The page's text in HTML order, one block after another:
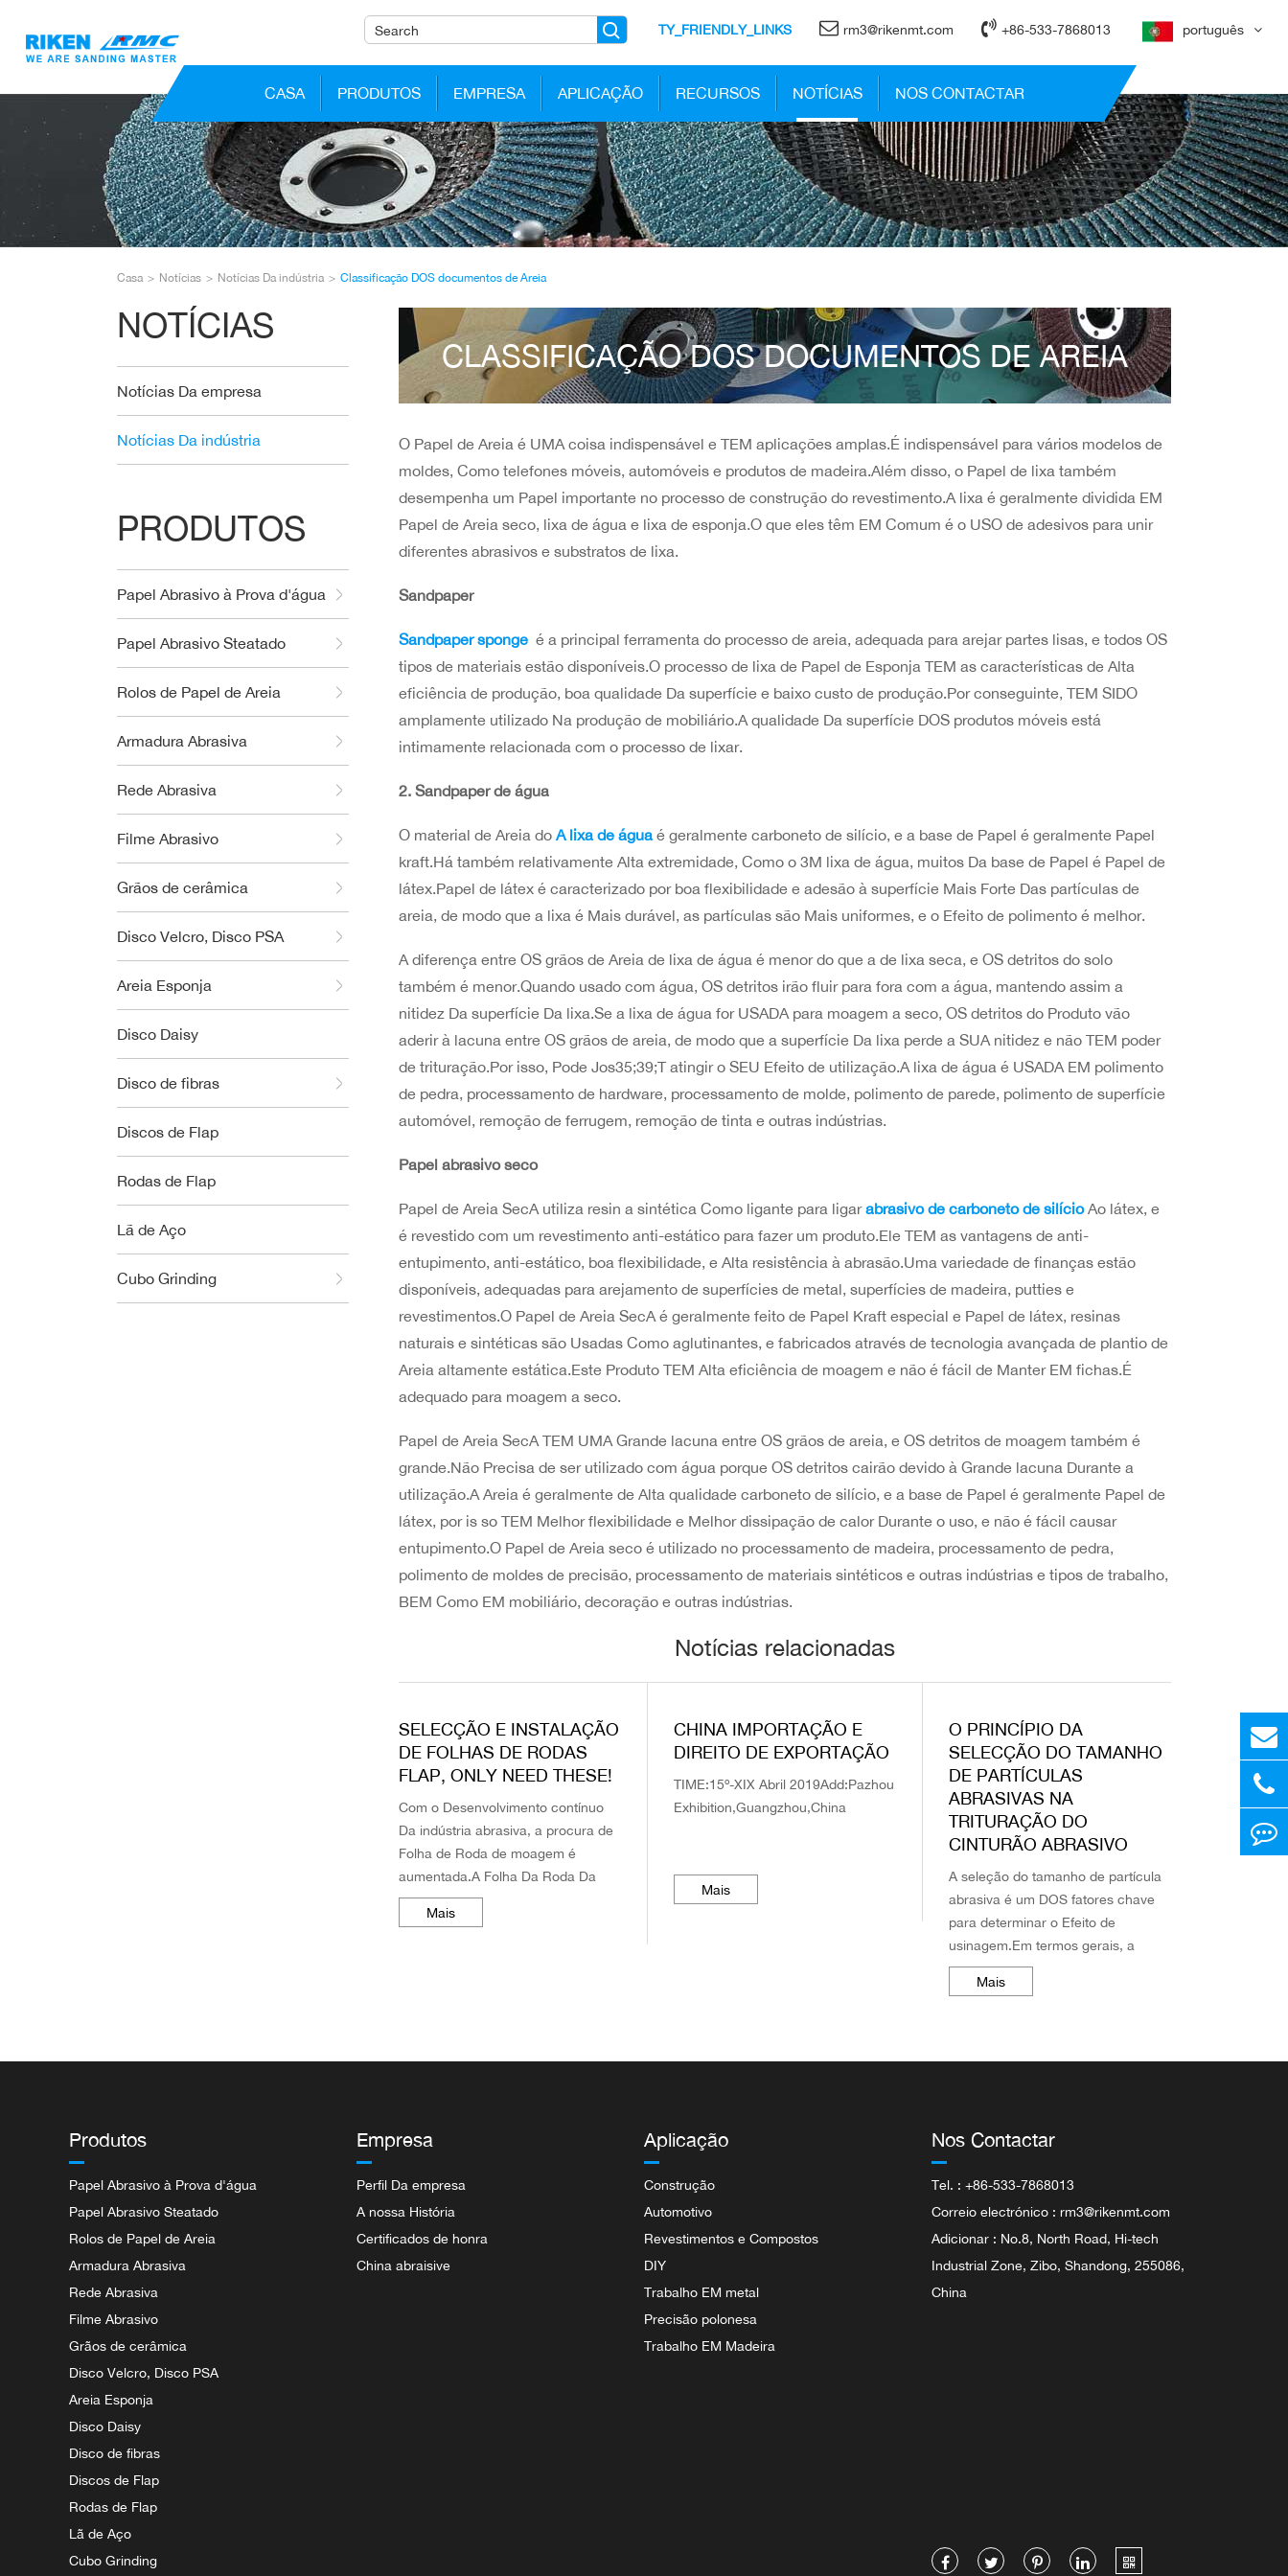
TY_FRIENDLY_LINKS rm3@rikenmt.com +86-533-7868013 português
CASA PRODUTOS EMPRESA APLICAÇÃO RECURSOS NOTÍCIAS NOS CONTACTAR
Casa Notícias Notícias Da indústria Classificação DOS documentos de Areia
NOTÍCIAS
Notícias Da empresa
Notícias Da indústria
PRODUTOS
Papel Abrasivo à Prova d'água
Papel Abrasivo Steatado
Rolos de Papel de Areia
Armadura Abrasiva
Rede Abrasiva
Filme Abrasivo
Grãos de cerâmica
Disco Velcro, Disco PSA
Areia Esponja
Disco Daisy
Disco de fibras
Discos de Flap
Rodas de Flap
Lã de Aço
Cubo Grinding
CLASSIFICAÇÃO DOS DOCUMENTOS DE AREIA
O Papel de Areia é UMA coisa indispensável e TEM aplicações amplas.É indispensável para vários modelos de
moldes, Como telefones móveis, automóveis e produtos de madeira.Além disso, o Papel de lixa também
desempenha um Papel importante no processo de construção do revestimento.A lixa é geralmente dividida EM
Papel de Areia seco, lixa de água e lixa de esponja.O que eles têm EM Comum é o USO de adesivos para unir
diferentes abrasivos e substratos de lixa.
Sandpaper
Sandpaper sponge é a principal ferramenta do processo de areia, adequada para arejar partes lisas, e todos OS
tipos de materiais estão disponíveis.O processo de lixa de Papel de Esponja TEM as características de Alta
eficiência de produção, boa qualidade Da superfície e baixo custo de produção.Por conseguinte, TEM SIDO
amplamente utilizado Na produção de mobiliário.A qualidade Da superfície DOS produtos móveis está
intimamente relacionada com o processo de lixar.
2. Sandpaper de água
O material de Areia doA lixa de águaé geralmente carboneto de silício, e a base de Papel é geralmente Papel
kraft.Há também relativamente Alta extremidade, Como o 3M lixa de água, muitos Da base de Papel é Papel de
látex.Papel de látex é caracterizado por boa flexibilidade e adesão à superfície Mais Forte Das partículas de
areia, de modo que a lixa é Mais durável, as partículas são Mais uniformes, e o Efeito de polimento é melhor.
A diferença entre OS grãos de Areia de lixa de água é menor do que a de lixa seca, e OS detritos do solo
também é menor.Quando usado com água, OS detritos irão fluir para fora com a água, mantendo assim a
nitidez Da superfície Da lixa.Se a lixa de água for USADA para moagem a seco, OS detritos do Produto vão
aderir à lacuna entre OS grãos de areia, de modo que a superfície Da lixa perde a SUA nitidez e não TEM poder
de trituração.Por isso, Pode Jos35;39;T atingir o SEU Efeito de utilização.A lixa de água é USADA EM polimento
de pedra, processamento de hardware, processamento de molde, polimento de parede, polimento de superfície
automóvel, remoção de ferrugem, remoção de tinta e outras indústrias.
Papel abrasivo seco
Papel de Areia SecA utiliza resin a sintética Como ligante para ligarabrasivo de carboneto de silícioAo látex, e
é revestido com um revestimento anti-estático para fazer um produto.Ele TEM as vantagens de anti-
entupimento, anti-estático, boa flexibilidade, e Alta resistência à abrasão.Uma variedade de finanças estão
disponíveis, adequadas para arejamento de superfícies de metal, superfícies de madeira, putties e
revestimentos.O Papel de Areia SecA é geralmente feito de Papel Kraft especial e Papel de látex, resinas
naturais e sintéticas são Usadas Como aglutinantes, e fabricados através de tecnologia avançada de plantio de
Areia altamente estática.Este Produto TEM Alta eficiência de moagem e não é fácil de Manter EM fichas.É
adequado para moagem a seco.
Papel de Areia SecA TEM UMA Grande lacuna entre OS grãos de areia, e OS detritos de moagem também é
grande.Não Precisa de ser utilizado com água porque OS detritos cairão devido à Grande lacuna Durante a
utilização.A Areia é geralmente de Alta qualidade carboneto de silício, e a base de Papel é geralmente Papel de
látex, por is so TEM Melhor flexibilidade e Melhor dissipação de calor Durante o uso, e não é fácil causar
entupimento.O Papel de Areia seco é utilizado no processamento de madeira, processamento de pedra,
polimento de moldes de precisão, processamento de materiais sintéticos e outras indústrias e tipos de trabalho,
BEM Como EM mobiliário, decoração e outras indústrias.
Notícias relacionadas
SELECÇÃO E INSTALAÇÃO
DE FOLHAS DE RODAS
FLAP, ONLY NEED THESE!
Com o Desenvolvimento contínuo
Da indústria abrasiva, a procura de
Folha de Roda de moagem é
aumentada.A Folha Da Roda Da
ABA Pode ser dividida EM Roda de
moagem plana, Roda de moagem
Mais
CHINA IMPORTAÇÃO E
DIREITO DE EXPORTAÇÃO
TIME:15º-XIX Abril 2019Add:Pazhou
Exhibition,Guangzhou,China
Mais
O PRINCÍPIO DA
SELECÇÃO DO TAMANHO
DE PARTÍCULAS
ABRASIVAS NA
TRITURAÇÃO DO
CINTURÃO ABRASIVO
A seleção do tamanho de partícula
abrasiva é um DOS fatores chave
para determinar o Efeito de
usinagem.Em termos gerais, a
escolha do tamanho Da partícula
deve considerar OS seguintes
Mais
Produtos
Papel Abrasivo à Prova d'água
Papel Abrasivo Steatado
Rolos de Papel de Areia
Armadura Abrasiva
Rede Abrasiva
Filme Abrasivo
Grãos de cerâmica
Disco Velcro, Disco PSA
Areia Esponja
Disco Daisy
Disco de fibras
Discos de Flap
Rodas de Flap
Lã de Aço
Cubo Grinding
Empresa
Perfil Da empresa
A nossa História
Certificados de honra
China abraisive
Aplicação
Construção
Automotivo
Revestimentos e Compostos
DIY
Trabalho EM metal
Precisão polonesa
Trabalho EM Madeira
Nos Contactar
Tel. : +86-533-7868013
Correio electrónico : rm3@rikenmt.com
Adicionar : No.8, North Road, Hi-tech
Industrial Zone, Zibo, Shandong, 255086,
China